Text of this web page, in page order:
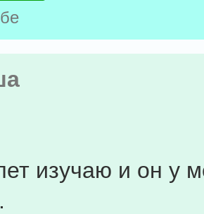
изучаю и он у